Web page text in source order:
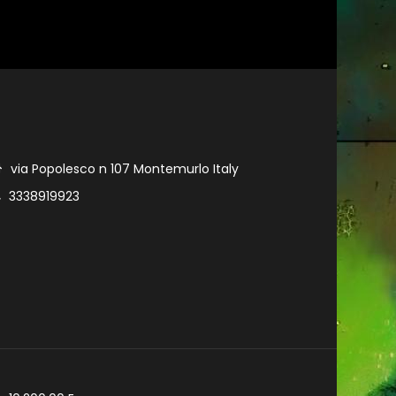
via Popolesco n 107 Montemurlo Italy
3338919923